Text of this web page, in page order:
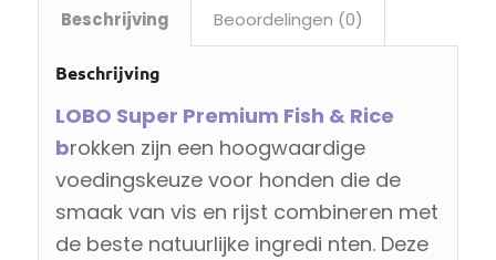
Beschrijving Beoordelingen (0)
Beschrijving
LOBO Super Premium Fish & Rice
brokken zijn een hoogwaardige
voedingskeuze voor honden die de
smaak van vis en rijst combineren met
de beste natuurlijke ingredi nten. Deze